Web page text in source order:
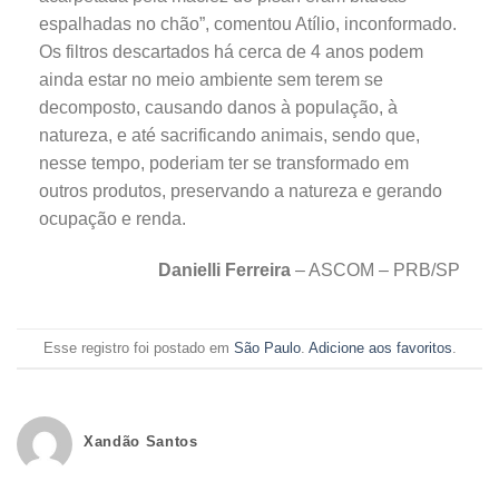
espalhadas no chão”, comentou Atílio, inconformado.
Os filtros descartados há cerca de 4 anos podem
ainda estar no meio ambiente sem terem se
decomposto, causando danos à população, à
natureza, e até sacrificando animais, sendo que,
nesse tempo, poderiam ter se transformado em
outros produtos, preservando a natureza e gerando
ocupação e renda.
Danielli Ferreira – ASCOM – PRB/SP
Esse registro foi postado em São Paulo. Adicione aos favoritos
Xandão Santos